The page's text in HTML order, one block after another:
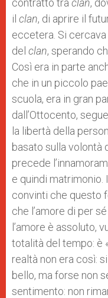
contratto tra clan,
il clan, di aprire il
eccetera. Si cercava
del clan, sperando
Così era in parte
che in un piccolo
scuola, era in gran
dall’Ottocento,
la libertà della
basato sulla volontà
precede
e quindi
convinti che questo
che l’amore di per
l’amore è assoluto,
totalità del tempo: è
realtà non era così:
bello, ma forse non
sentimento: non